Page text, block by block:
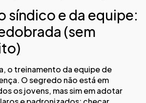
síndico e da equipe:
(sem
o treinamento da equipe de
O segredo não está em
os jovens, mas sim em adotar